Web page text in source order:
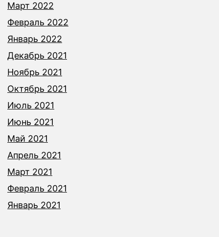
Март 2022
Февраль 2022
Январь 2022
Декабрь 2021
Ноябрь 2021
Октябрь 2021
Июль 2021
Июнь 2021
Май 2021
Апрель 2021
Март 2021
Февраль 2021
Январь 2021